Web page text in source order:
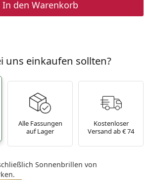
In den Warenkorb
uns einkaufen sollten?
Alle Fassungen
auf Lager
Kostenloser
Versand ab € 74
Sonnenbrillen von